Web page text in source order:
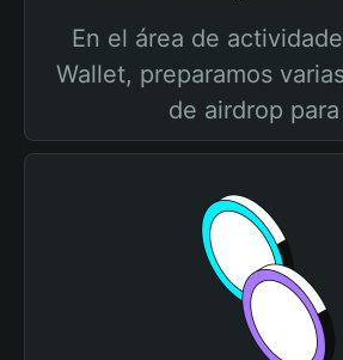
En el área de
Wallet, preparamos
de airdrop